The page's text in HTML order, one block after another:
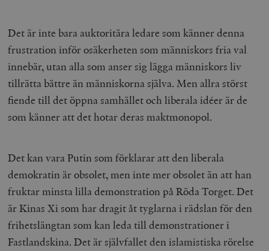
Det är inte bara auktoritära ledare som känner denna
frustration inför osäkerheten som människors fria val
innebär, utan alla som anser sig lägga människors liv
tillrätta bättre än människorna själva. Men allra störst
fiende till det öppna samhället och liberala idéer är de
som känner att det hotar deras maktmonopol.
Det kan vara Putin som förklarar att den liberala
demokratin är obsolet, men inte mer obsolet än att han
fruktar minsta lilla demonstration på Röda Torget. Det
är Kinas Xi som har dragit åt tyglarna i rädslan för den
frihetslängtan som kan leda till demonstrationer i
Fastlandskina. Det är självfallet den islamistiska rörelse